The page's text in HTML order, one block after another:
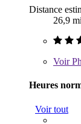
Distance
26,9
Voir
Heures
Voir tout